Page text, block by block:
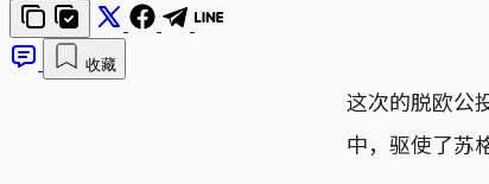
收藏
这次的脱欧公
中，驱使了苏